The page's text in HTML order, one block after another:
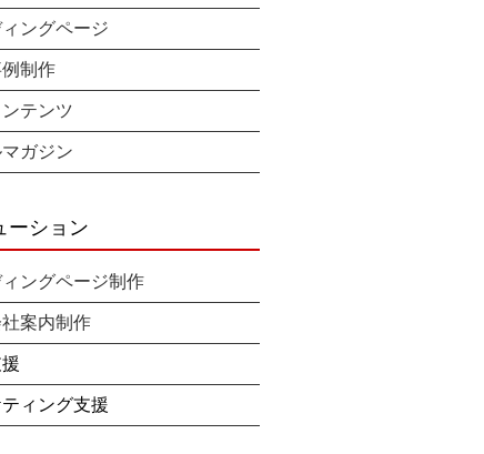
ングページ
制作
テンツ
マガジン
ーション
ングページ制作
案内制作
ィング支援